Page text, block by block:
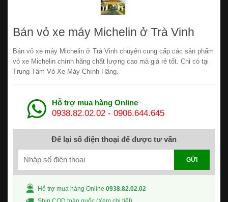
Bán vỏ xe máy Michelin ở Trà Vinh
Bán vỏ xe máy Michelin ở Trà Vinh chuyên cung cấp các sản phẩm
vỏ xe Michelin chính hãng chất lượng cao mà giá rẻ tốt. Chỉ có tại
Trung Tâm Vỏ Xe Máy Chính Hãng.
Hỗ trợ mua hàng Online
0938.82.02.02 - 0906.644.645
Để lại số điện thoại để được tư vấn
GỬI
Hỗ trợ mua hàng Online 0938.82.02.02